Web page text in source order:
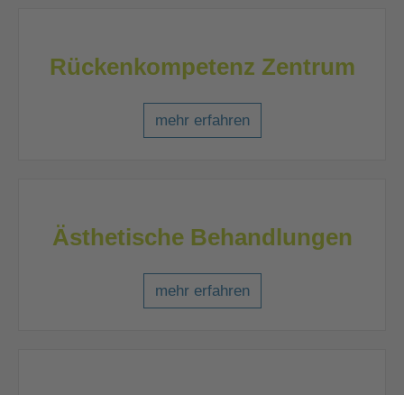
Rückenkompetenz Zentrum
mehr erfahren
Ästhetische Behandlungen
mehr erfahren